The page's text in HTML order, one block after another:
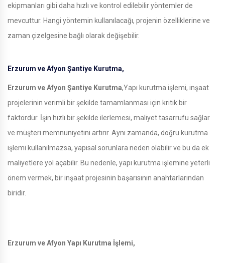
ekipmanları gibi daha hızlı ve kontrol edilebilir yöntemler de
mevcuttur. Hangi yöntemin kullanılacağı, projenin özelliklerine ve
zaman çizelgesine bağlı olarak değişebilir.
Erzurum ve Afyon Şantiye Kurutma,
Erzurum ve Afyon Şantiye Kurutma,Yapı kurutma işlemi, inşaat
projelerinin verimli bir şekilde tamamlanması için kritik bir
faktördür. İşin hızlı bir şekilde ilerlemesi, maliyet tasarrufu sağlar
ve müşteri memnuniyetini artırır. Aynı zamanda, doğru kurutma
işlemi kullanılmazsa, yapısal sorunlara neden olabilir ve bu da ek
maliyetlere yol açabilir. Bu nedenle, yapı kurutma işlemine yeterli
önem vermek, bir inşaat projesinin başarısının anahtarlarından
biridir.
Erzurum ve Afyon Yapı Kurutma İşlemi,